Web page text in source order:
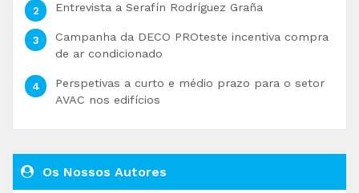
Entrevista a Serafín Rodríguez Graña
Campanha da DECO PROteste incentiva compra
de ar condicionado
Perspetivas a curto e médio prazo para o setor
AVAC nos edifícios
Os Nossos Autores